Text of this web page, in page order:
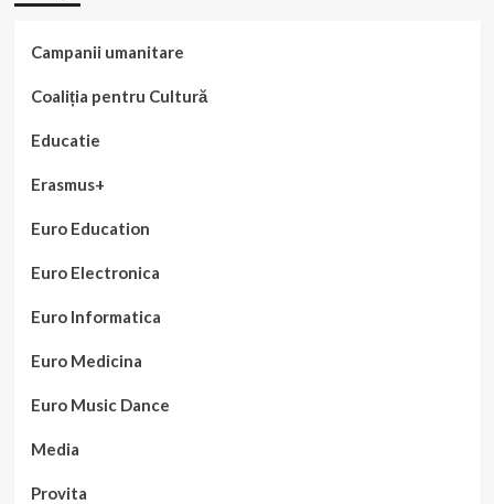
Campanii umanitare
Coaliția pentru Cultură
Educatie
Erasmus+
Euro Education
Euro Electronica
Euro Informatica
Euro Medicina
Euro Music Dance
Media
Provita